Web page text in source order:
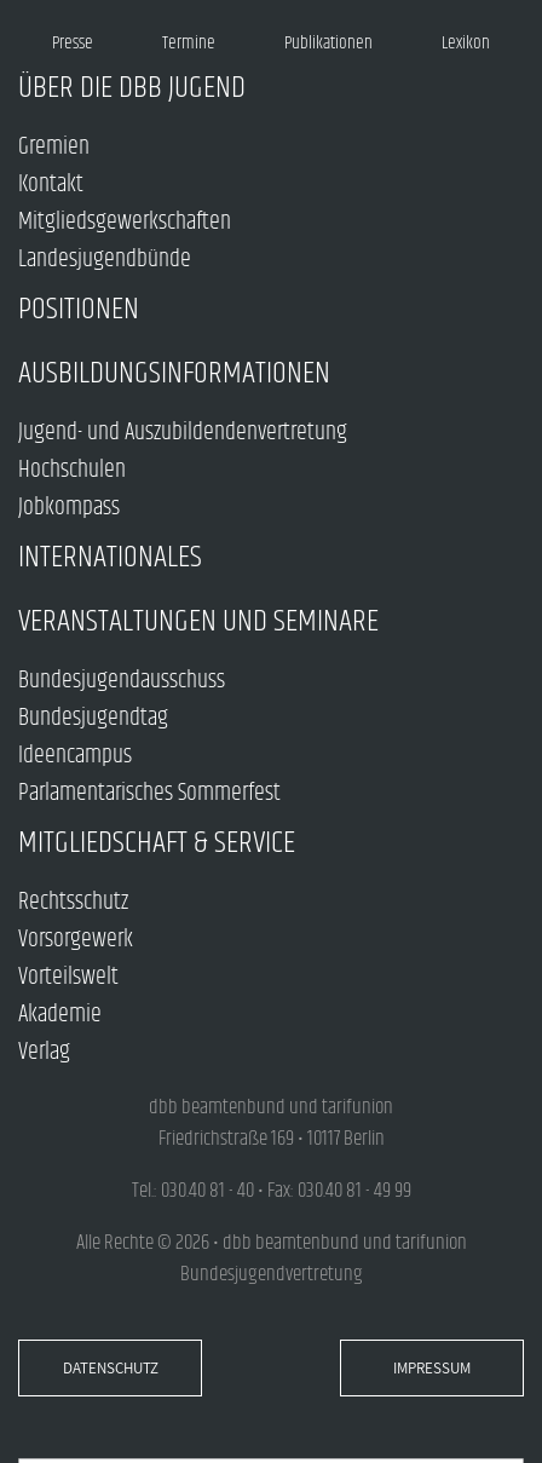
Presse Termine Publikationen Lexikon
ÜBER DIE DBB JUGEND
Gremien
Kontakt
Mitgliedsgewerkschaften
Landesjugendbünde
POSITIONEN
AUSBILDUNGSINFORMATIONEN
Jugend- und Auszubildendenvertretung
Hochschulen
Jobkompass
INTERNATIONALES
VERANSTALTUNGEN UND SEMINARE
Bundesjugendausschuss
Bundesjugendtag
Ideencampus
Parlamentarisches Sommerfest
MITGLIEDSCHAFT & SERVICE
Rechtsschutz
Vorsorgewerk
Vorteilswelt
Akademie
Verlag
dbb beamtenbund und tarifunion
Friedrichstraße 169 • 10117 Berlin
Tel.: 030.40 81 - 40 • Fax: 030.40 81 - 49 99
Alle Rechte © 2026 • dbb beamtenbund und tarifunion
Bundesjugendvertretung
DATENSCHUTZ IMPRESSUM